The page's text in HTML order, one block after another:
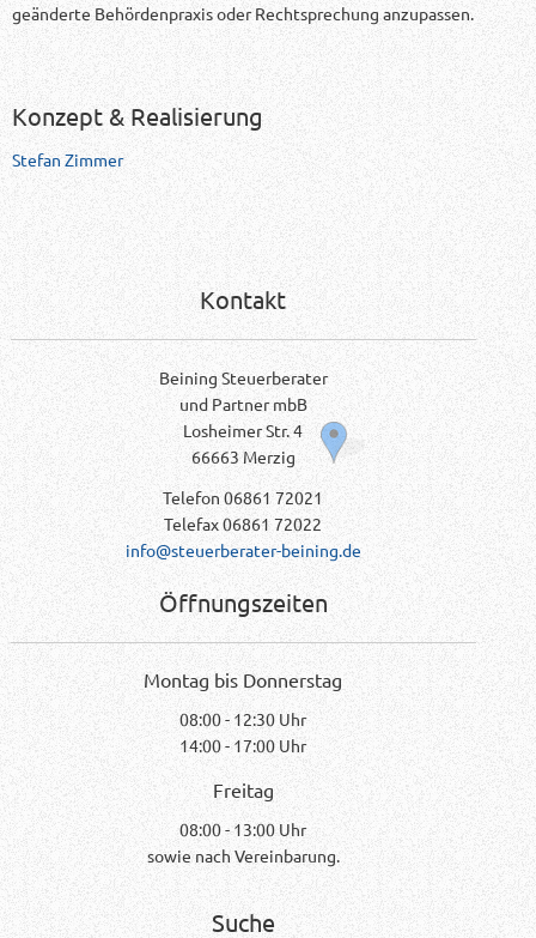
geänderte Behördenpraxis oder Rechtsprechung anzupassen.
Konzept & Realisierung
Stefan Zimmer
Kontakt
Beining Steuerberater
und Partner mbB
Losheimer Str. 4
66663 Merzig
Telefon 06861 72021
Telefax 06861 72022
info@steuerberater-beining.de
Öffnungszeiten
Montag bis Donnerstag
08:00 - 12:30 Uhr
14:00 - 17:00 Uhr
Freitag
08:00 - 13:00 Uhr
sowie nach Vereinbarung.
Suche